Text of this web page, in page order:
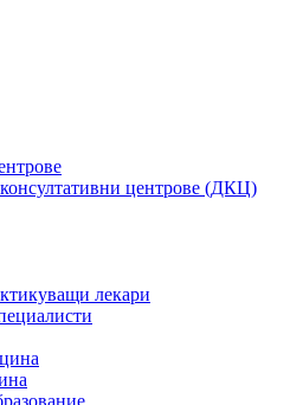
центрове (ДКЦ)
лекари